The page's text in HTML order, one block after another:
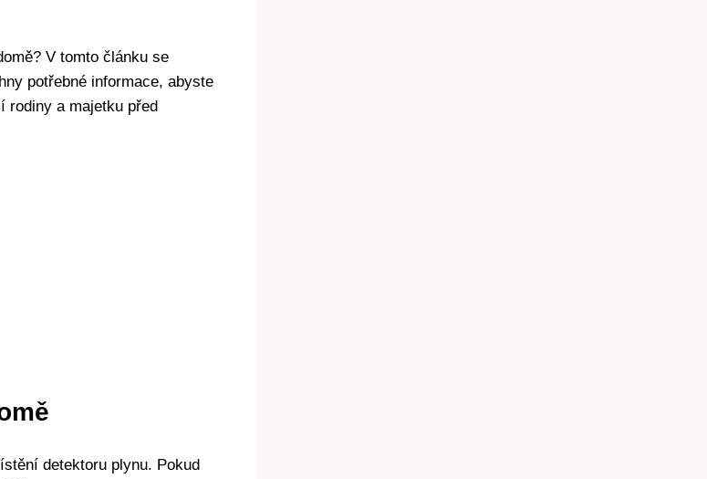
V tomto článku se
potřebné informace, abyste
a majetku před
detektoru plynu. Pokud